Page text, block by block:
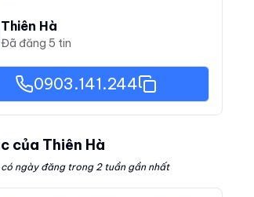
Thiên Hà
Đã đăng 5 tin
0903.141.244
của Thiên Hà
có ngày đăng trong 2 tuần gần nhất